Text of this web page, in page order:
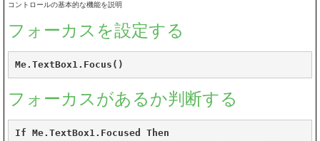
コントロールの基本的な機能を説明
フォーカスを設定する
Me.TextBox1.Focus()
フォーカスがあるか判断する
If Me.TextBox1.Focused Then